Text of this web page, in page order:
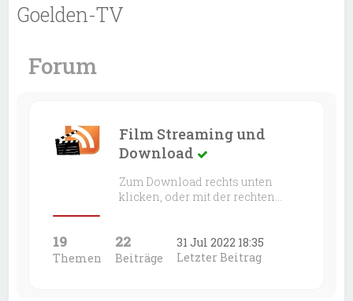
Goelden-TV
Forum
Film Streaming und
Download
Zum Download rechts unten
klicken, oder mit der rechten…
19
Themen
22
Beiträge
31 Jul 2022 18:35
Letzter Beitrag